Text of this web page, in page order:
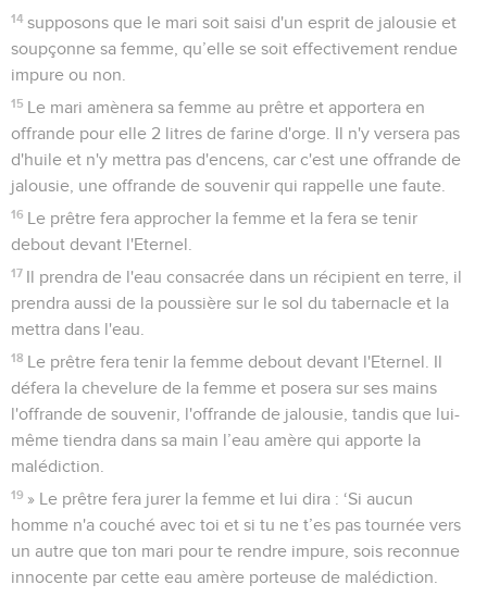
14 supposons que le mari soit saisi d'un esprit de jalousie et
soupçonne sa femme, qu’elle se soit effectivement rendue
impure ou non.
15 Le mari amènera sa femme au prêtre et apportera en
offrande pour elle 2 litres de farine d'orge. Il n'y versera pas
d'huile et n'y mettra pas d'encens, car c'est une offrande de
jalousie, une offrande de souvenir qui rappelle une faute.
16 Le prêtre fera approcher la femme et la fera se tenir
debout devant l'Eternel.
17 Il prendra de l'eau consacrée dans un récipient en terre, il
prendra aussi de la poussière sur le sol du tabernacle et la
mettra dans l'eau.
18 Le prêtre fera tenir la femme debout devant l'Eternel. Il
défera la chevelure de la femme et posera sur ses mains
l'offrande de souvenir, l'offrande de jalousie, tandis que lui-
même tiendra dans sa main l’eau amère qui apporte la
malédiction.
19 » Le prêtre fera jurer la femme et lui dira : ‘Si aucun
homme n'a couché avec toi et si tu ne t’es pas tournée vers
un autre que ton mari pour te rendre impure, sois reconnue
innocente par cette eau amère porteuse de malédiction.